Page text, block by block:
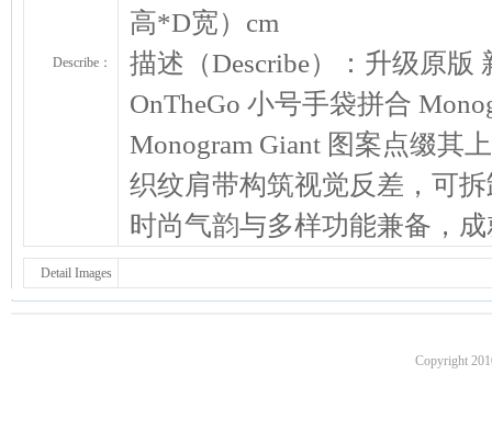
Describe：
高*D宽）cm
描述（Describe）：升级原版
OnTheGo 小号手袋拼合
Monogram Giant 图案点缀其
织纹肩带构筑视觉反差，可
时尚气韵与多样功能兼备，
Detail Images
Copyright